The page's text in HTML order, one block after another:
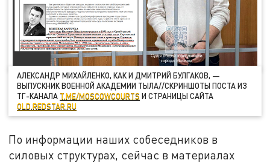
АЛЕКСАНДР МИХАЙЛЕНКО, КАК И ДМИТРИЙ БУЛГАКОВ, —
ВЫПУСКНИК ВОЕННОЙ АКАДЕМИИ ТЫЛА//СКРИНШОТЫ ПОСТА ИЗ
ТГ-КАНАЛА T.ME/MOSCOWCOURTS И СТРАНИЦЫ САЙТА
OLD.REDSTAR.RU
По информации наших собеседников в
силовых структурах, сейчас в материалах